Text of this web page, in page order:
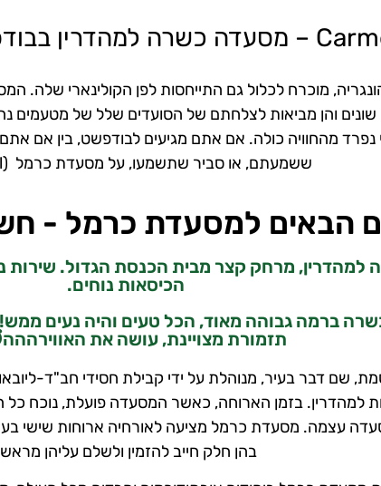
מוכרח לכלול גם התייחסות לפן הקולינארי שלה.
והן מביאות לצלחתם של הסועדים שלל של מטעמים
מהחוויה כולה. אם אתם מגיעים לבודפשט, בין אם
ששמעתם, או סביר שתשמעו, על מסעדת כרמל (Carmel).
הבאים למסעדת כרמל -
מרחק קצר מבית הכנסת הגדול. שירות
הכיסאות נוחים.
ברמה גבוהה מאוד, הכל טעים והיה נעים
תזמורת מצויינת, עושה את
שם דבר בעיר, מנוהלת על ידי קבילת חסידי חב"ד-
למהדרין. בזמן הארוחה, כאשר המסעדה פועלת, נוכח
עצמה. מסעדת כרמל מציעה לאורחיה ארוחות שישי
בהן חלק חייב להזמין ולשלם עליהן